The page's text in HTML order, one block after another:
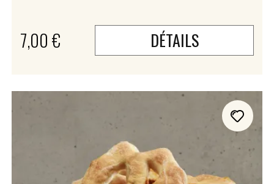
7,00 € DÉTAILS